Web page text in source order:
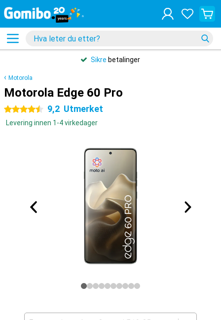
Sikre betalinger
Motorola
Motorola Edge 60 Pro
4.5 stjerner 9,2 Utmerket
Levering innen 1-4 virkedager